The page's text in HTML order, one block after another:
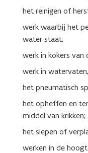
het reinigen of
werk waarbij het
water staat;
werk in kokers van
werk in
het pneumatisch
het opheffen en
middel van krikken;
het slepen of
werken in de